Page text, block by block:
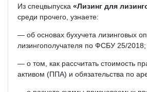
Из спецвыпуска «Лизинг для
среди прочего, узнаете:
— об основах бухучета лизинговых
лизингополучателя по ФСБУ 25/2018;
— о том, как рассчитать стоимость
активом (ППА) и обязательства по